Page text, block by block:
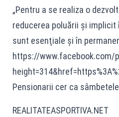
„Pentru a se realiza o
reducerea poluării şi
sunt esenţiale şi în
https://www.facebook.com/
Pensionarii cer ca
REALITATEASPORTIVA.NET